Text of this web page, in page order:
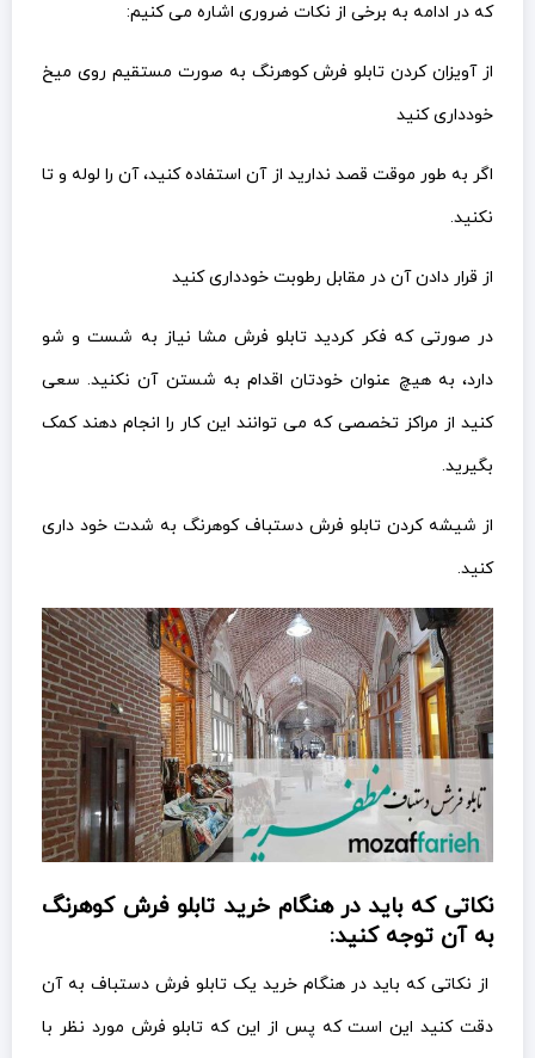
که در ادامه به برخی از نکات ضروری اشاره می کنیم:
از آویزان کردن تابلو فرش کوهرنگ به صورت مستقیم روی میخ
خودداری کنید
اگر به طور موقت قصد ندارید از آن استفاده کنید، آن را لوله و تا
نکنید.
از قرار دادن آن در مقابل رطوبت خودداری کنید
در صورتی که فکر کردید تابلو فرش مشا نیاز به شست و شو
دارد، به هیچ عنوان خودتان اقدام به شستن آن نکنید. سعی
کنید از مراکز تخصصی که می توانند این کار را انجام دهند کمک
بگیرید.
از شیشه کردن تابلو فرش دستباف کوهرنگ به شدت خود داری
کنید.
نکاتی که باید در هنگام خرید تابلو فرش کوهرنگ
به آن توجه کنید:
از نکاتی که باید در هنگام خرید یک تابلو فرش دستباف به آن
دقت کنید این است که پس از این که تابلو فرش مورد نظر با